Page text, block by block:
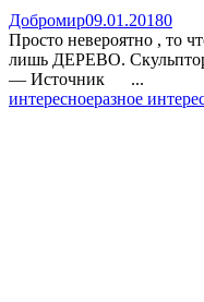
Добромир09.01.20180
Просто невероятно , то
лишь ДЕРЕВО.
— Источник ...
интересноеразное